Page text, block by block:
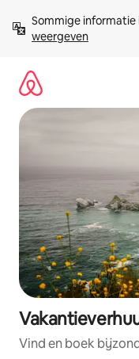
direct
naar
Sommige
weergeven
Vind en boek